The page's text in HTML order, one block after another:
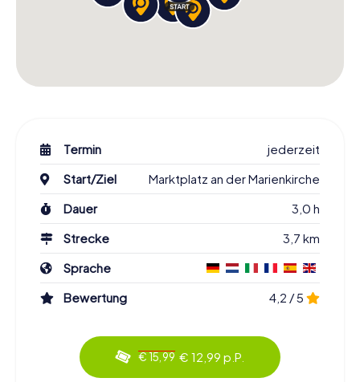
Termin
jederzeit
Start/Ziel
Marktplatz an der Marienkirche
Dauer
3,0 h
Strecke
3,7 km
Sprache
Bewertung
4,2 / 5
€ 15,99 € 12,99 p.P.